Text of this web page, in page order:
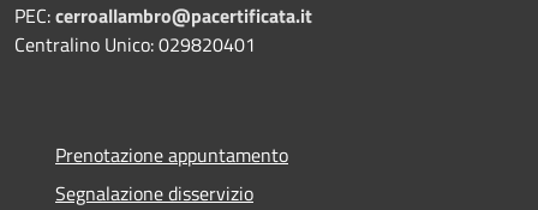
PEC:cerroallambro@pacertificata.it
Centralino Unico: 029820401
Prenotazione appuntamento
Segnalazione disservizio